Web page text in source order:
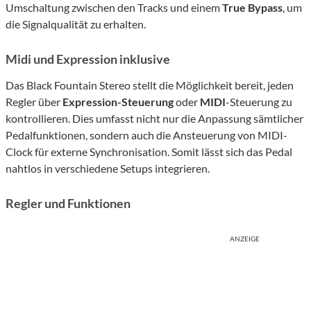
Umschaltung zwischen den Tracks und einemTrue Bypass, um
die Signalqualität zu erhalten.
Midi und Expression inklusive
Das Black Fountain Stereo stellt die Möglichkeit bereit, jeden
Regler über Expression-Steuerungoder MIDI-Steuerung zu
kontrollieren. Dies umfasst nicht nur die Anpassung sämtlicher
Pedalfunktionen, sondern auch die Ansteuerung von MIDI-
Clock für externe Synchronisation. Somit lässt sich das Pedal
nahtlos in verschiedene Setups integrieren.
Regler und Funktionen
ANZEIGE